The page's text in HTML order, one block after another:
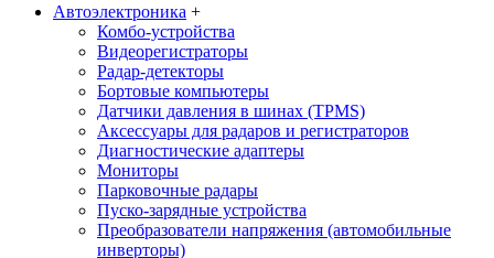
Автоэлектроника +
Комбо-устройства
Видеорегистраторы
Радар-детекторы
Бортовые компьютеры
Датчики давления в шинах (TPMS)
Аксессуары для радаров и регистраторов
Диагностические адаптеры
Мониторы
Парковочные радары
Пуско-зарядные устройства
Преобразователи напряжения (автомобильные
инверторы)